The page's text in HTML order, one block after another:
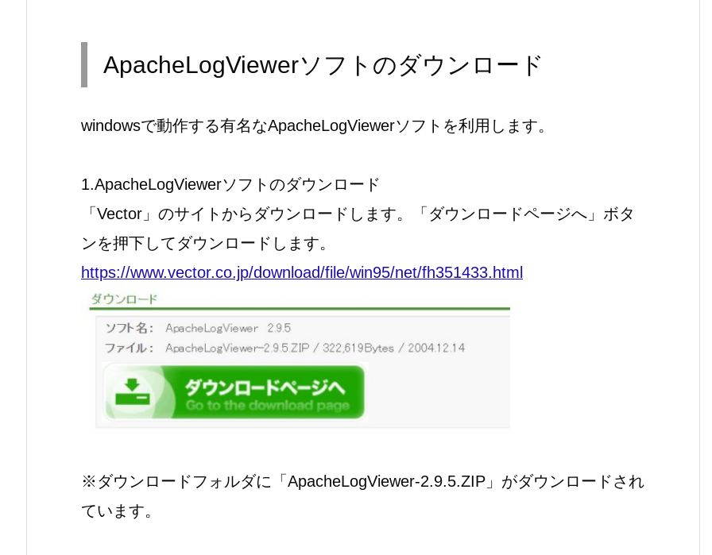
ApacheLogViewerソフトのダウンロード
windowsで動作する有名なApacheLogViewerソフトを利用します。
1.ApacheLogViewerソフトのダウンロード
「Vector」のサイトからダウンロードします。「ダウンロードページへ」ボタ
ンを押下してダウンロードします。
https://www.vector.co.jp/download/file/win95/net/fh351433.html
※ダウンロードフォルダに「ApacheLogViewer-2.9.5.ZIP」がダウンロードされ
ています。